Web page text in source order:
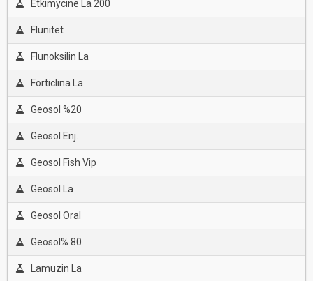
Etkimycine La 200
Flunitet
Flunoksilin La
Forticlina La
Geosol %20
Geosol Enj.
Geosol Fish Vip
Geosol La
Geosol Oral
Geosol% 80
Lamuzin La